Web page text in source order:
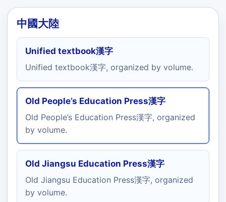
中國大陸
Unified textbook漢字
Unified textbook漢字, organized by volume.
Old People’s Education Press漢字
Old People’s Education Press漢字, organized
by volume.
Old Jiangsu Education Press漢字
Old Jiangsu Education Press漢字, organized
by volume.